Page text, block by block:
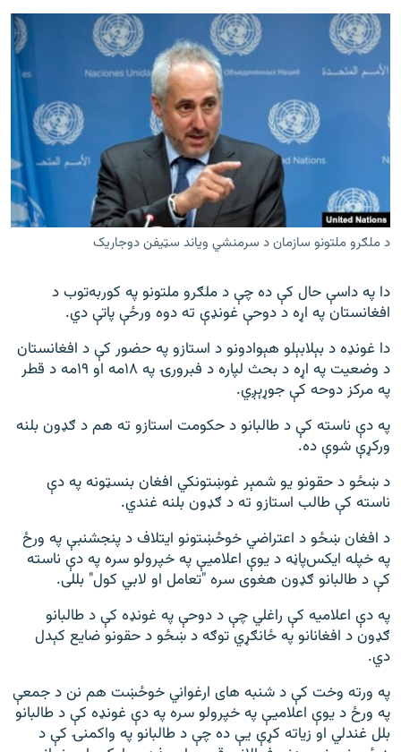
د ملګرو ملتونو سازمان د سرمنشي ویاند سټیفن دوجاریک
دا په داسې حال کې ده چې د ملګرو ملتونو په کوربه‌توب د
افغانستان په اړه د دوحې غونډې ته دوه ورځې پاتې دي.
دا غونډه د بېلابېلو هېوادونو د استازو په حضور کې د افغانستان
د وضعیت په اړه د بحث لپاره د فبرورۍ په ١٨مه او ١٩مه د قطر
په مرکز دوحه کې جوړېږي.
په دې ناسته کې د طالبانو د حکومت استازو ته هم د ګډون بلنه
ورکړې شوې ده.
د ښځو د حقونو یو شمېر غوښتونکي افغان بنسټونه په دې
ناسته کې طالب استازو ته د ګډون بلنه غندي.
د افغان ښځو د اعتراضي خوځښتونو ایتلاف د پنجشنبې په ورځ
په خپله ایکس‌پاڼه د یوې اعلاميې په خپرولو سره په دې ناسته
کې د طالبانو ګډون هغوی سره "تعامل او لابي کول" بللی.
په دې اعلامیه کې راغلي چې د دوحې په غونډه کې د طالبانو
ګډون د افغانانو په ځانګړي توګه د ښځو د حقونو ضایع کېدل
دي.
په ورته وخت کې د شنبه های ارغواني خوځښت هم نن د جمعې
په ورځ د یوې اعلاميې په خپرولو سره په دې غونډه کې د طالبانو
بلل غندلي او زیاته کړې یې ده چې د طالبانو په واکمنۍ کې د